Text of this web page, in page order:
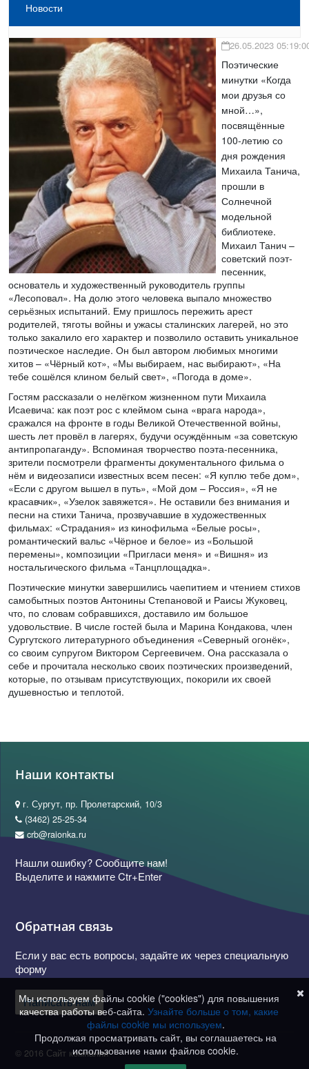
Новости
26.05.2023
Поэтические
минутки «Когда
мои друзья со
мной…»,
посвящённые
100-летию со
дня рождения
Михаила Танича,
прошли в
Солнечной
модельной
библиотеке.
Михаил Танич –
советский поэт-
песенник,
основатель и художественный руководитель группы
«Лесоповал». На долю этого человека выпало множество
серьёзных испытаний. Ему пришлось пережить арест
родителей, тяготы войны и ужасы сталинских лагерей, но это
только закалило его характер и позволило оставить уникальное
поэтическое наследие. Он был автором любимых многими
хитов – «Чёрный кот», «Мы выбираем, нас выбирают», «На
тебе сошёлся клином белый свет», «Погода в доме».
Гостям рассказали о нелёгком жизненном пути Михаила
Исаевича: как поэт рос с клеймом сына «врага народа»,
сражался на фронте в годы Великой Отечественной войны,
шесть лет провёл в лагерях, будучи осуждённым «за советскую
антипропаганду». Вспоминая творчество поэта-песенника,
зрители посмотрели фрагменты документального фильма о
нём и видеозаписи известных всем песен: «Я куплю тебе дом»,
«Если с другом вышел в путь», «Мой дом – Россия», «Я не
красавчик», «Узелок завяжется». Не оставили без внимания и
песни на стихи Танича, прозвучавшие в художественных
фильмах: «Страдания» из кинофильма «Белые росы»,
романтический вальс «Чёрное и белое» из «Большой
перемены», композиции «Пригласи меня» и «Вишня» из
ностальгического фильма «Танцплощадка».
Поэтические минутки завершились чаепитием и чтением стихов
самобытных поэтов Антонины Степановой и Раисы Жуковец,
что, по словам собравшихся, доставило им большое
удовольствие. В числе гостей была и Марина Кондакова, член
Сургутского литературного объединения «Северный огонёк»,
со своим супругом Виктором Сергеевичем. Она рассказала о
себе и прочитала несколько своих поэтических произведений,
которые, по отзывам присутствующих, покорили их своей
душевностью и теплотой.
Наши контакты
г. Сургут, пр. Пролетарский, 10/3
(3462) 25-25-34
crb@raionka.ru
Нашли ошибку? Сообщите нам!
Выделите и нажмите Ctr+Enter
Обратная связь
Если у вас есть вопросы, задайте их через специальную
форму
Написать нам
© 2016 Сайт компании
Мы используем файлы cookie ("cookies") для повышения
качества работы веб-сайта. Узнайте больше о том, какие
файлы cookie мы используем.
Продолжая просматривать сайт, вы соглашаетесь на
использование нами файлов cookie.